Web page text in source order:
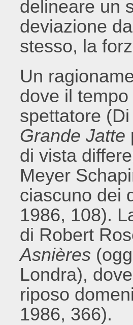
delineare un
deviazione
stesso, la
Un
dove il
spettatore
Grande Jatte
di vista
Meyer
ciascuno dei
1986, 108).
di Robert
Asnières
Londra),
riposo
1986, 366).